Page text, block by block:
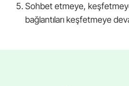
Sohbet etmeye,
bağlantıları keşfetmeye